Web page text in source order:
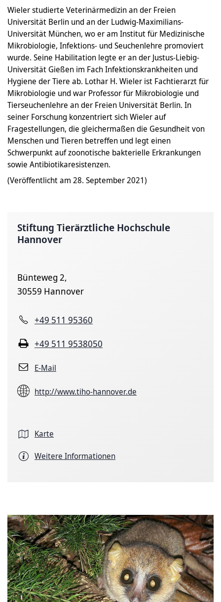
Wieler studierte Veterinärmedizin an der Freien
Universität Berlin und an der Ludwig-Maximilians-
Universität München, wo er am Institut für Medizinische
Mikrobiologie, Infektions- und Seuchenlehre promoviert
wurde. Seine Habilitation legte er an der Justus-Liebig-
Universität Gießen im Fach Infektionskrankheiten und
Hygiene der Tiere ab. Lothar H. Wieler ist Fachtierarzt für
Mikrobiologie und war Professor für Mikrobiologie und
Tierseuchenlehre an der Freien Universität Berlin. In
seiner Forschung konzentriert sich Wieler auf
Fragestellungen, die gleichermaßen die Gesundheit von
Menschen und Tieren betreffen und legt einen
Schwerpunkt auf zoonotische bakterielle Erkrankungen
sowie Antibiotikaresistenzen.
(Veröffentlicht am 28. September 2021)
Stiftung Tierärztliche Hochschule
Hannover
Bünteweg 2,
30559 Hannover
+49 511 95360
+49 511 9538050
E-Mail
http://www.tiho-hannover.de
Karte
Weitere Informationen